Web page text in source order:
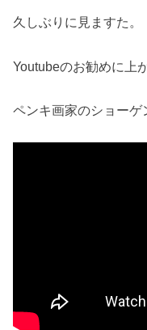
久しぶりに見ますた。
Youtubeのお勧めに上
ペンキ画家のショーゲ